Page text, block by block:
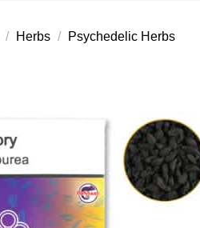
/ Herbs / Psychedelic Herbs